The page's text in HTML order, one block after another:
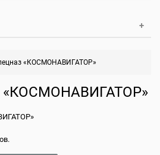
«КОСМОНАВИГАТОР»
«КОСМОНАВИГАТОР»